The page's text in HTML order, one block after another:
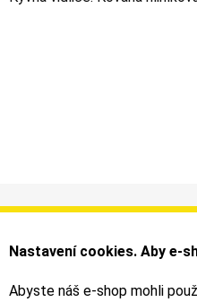
Informace
Obchodní podmínky
Nastavení cookies. Aby e-
Abyste náš e-shop mohli